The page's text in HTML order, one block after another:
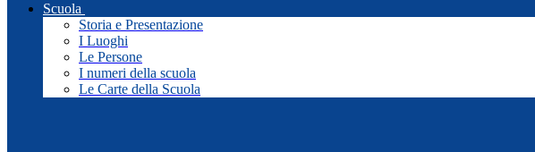
Scuola
Storia e Presentazione
I Luoghi
Le Persone
I numeri della scuola
Le Carte della Scuola